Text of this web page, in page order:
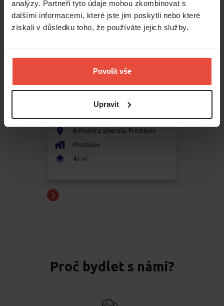
analýzy. Partneři tyto údaje mohou zkombinovat s
dalšími informacemi, které jste jim poskytli nebo které
získali v důsledku toho, že používáte jejich služby.
Povolit vše
Upravit
11 000 Kč
Bohumíra Šmerala, Prostějov
Prostějov
43 m 2
Proč bydlet s námi?